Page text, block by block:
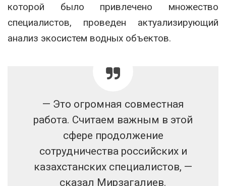
которой было привлечено множество
специалистов, проведен актуализирующий
анализ экосистем водных объектов.
— Это огромная совместная
работа. Считаем важным в этой
сфере продолжение
сотрудничества российских и
казахстанских специалистов, —
сказал Мирзагалиев.